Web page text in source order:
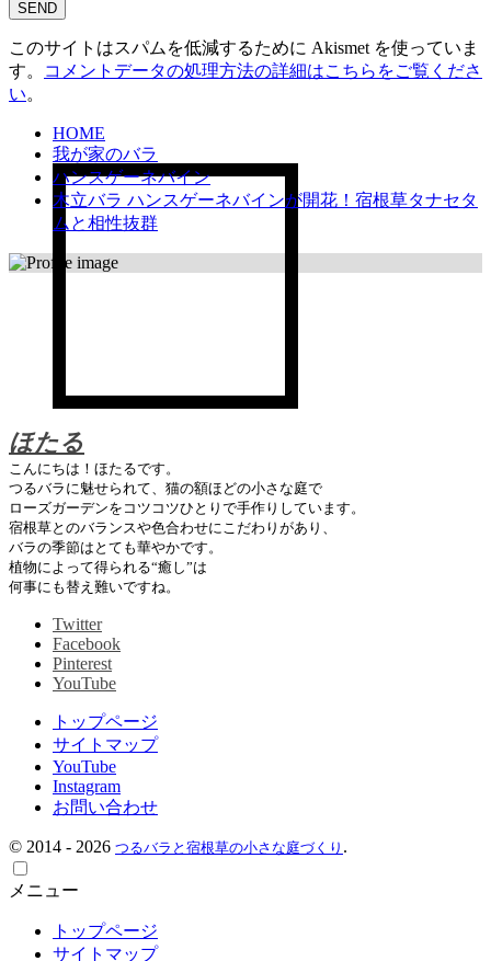
このサイトはスパムを低減するために Akismet を使っていま
す。
コメントデータの処理方法の詳細はこちらをご覧くださ
い。
HOME
我が家のバラ
ハンスゲーネバイン
木立バラ ハンスゲーネバインが開花！宿根草タナセタ
ムと相性抜群
ほたる
こんにちは！ほたるです。
つるバラに魅せられて、猫の額ほどの小さな庭で
ローズガーデンをコツコツひとりで手作りしています。
宿根草とのバランスや色合わせにこだわりがあり、
バラの季節はとても華やかです。
植物によって得られる“癒し”は
何事にも替え難いですね。
Twitter
Facebook
Pinterest
YouTube
トップページ
サイトマップ
YouTube
Instagram
お問い合わせ
© 2014 - 2026 つるバラと宿根草の小さな庭づくり .
メニュー
トップページ
サイトマップ